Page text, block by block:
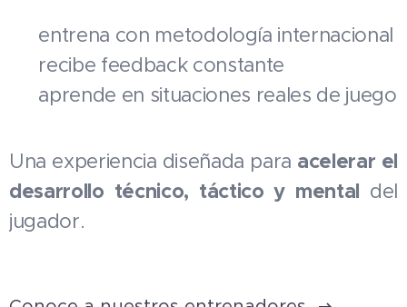
⚽ entrena con metodología internacional
⚽ recibe feedback constante
⚽ aprende en situaciones reales de juego
Una experiencia diseñada para acelerar el
desarrollo técnico, táctico y mental del
jugador.